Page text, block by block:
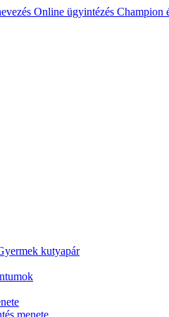
Online ügyintézés Champion
kutyapár
menete